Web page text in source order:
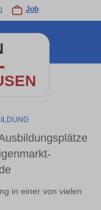
Job
in einer von vielen